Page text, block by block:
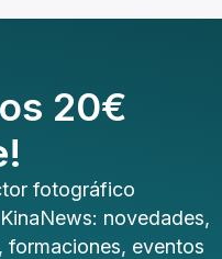
20€
fotográfico
novedades,
formaciones, eventos